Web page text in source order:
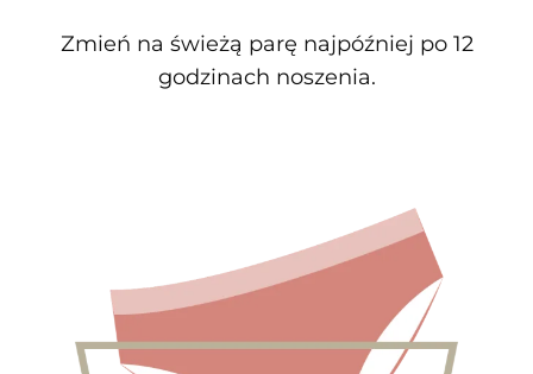
Zmień na świeżą parę najpóźniej po 12
godzinach noszenia.